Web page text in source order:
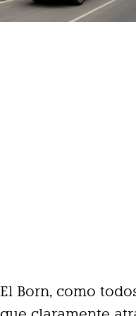
El Born, como